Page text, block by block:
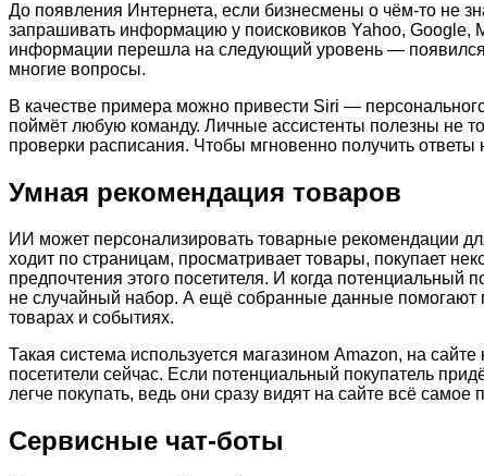
До появления Интернета, если бизнесмены о чём-то не
запрашивать информацию у поисковиков Yahoo, Google,
информации перешла на следующий уровень — появился
многие вопросы.
В качестве примера можно привести Siri —
поймёт любую команду. Личные ассистенты полезны не
проверки расписания. Чтобы мгновенно получить
Умная рекомендация товаров
ИИ может персонализировать товарные рекомендации
ходит по страницам, просматривает товары, покупает
предпочтения этого посетителя. И когда потенциальный
не случайный набор. А ещё собранные данные
товарах и событиях.
Такая система используется магазином Amazon, на
посетители сейчас. Если потенциальный покупатель
легче покупать, ведь они сразу видят на сайте всё самое
Сервисные чат-боты